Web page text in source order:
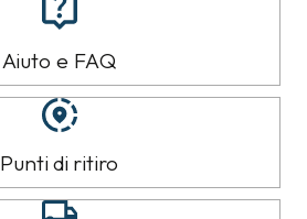
Aiuto e FAQ
Punti di ritiro